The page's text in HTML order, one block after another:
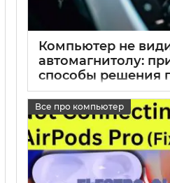
Компьютер не
автомагнитолу:
способы решения
Все про компьютер